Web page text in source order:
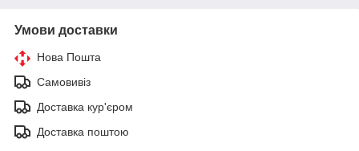
Умови доставки
Нова Пошта
Самовивіз
Доставка кур'єром
Доставка поштою